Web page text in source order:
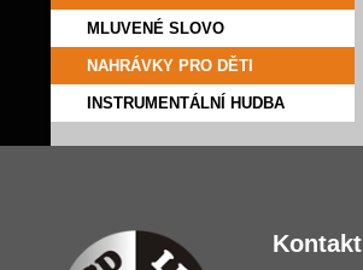
MLUVENÉ SLOVO
NAHRÁVKY PRO DĚTI
INSTRUMENTÁLNÍ HUDBA
Kontakt